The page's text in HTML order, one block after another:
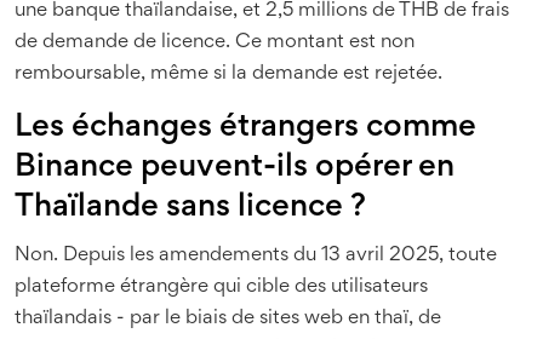
une banque thaïlandaise, et 2,5 millions de THB de frais
de demande de licence. Ce montant est non
remboursable, même si la demande est rejetée.
Les échanges étrangers comme
Binance peuvent-ils opérer en
Thaïlande sans licence ?
Non. Depuis les amendements du 13 avril 2025, toute
plateforme étrangère qui cible des utilisateurs
thaïlandais - par le biais de sites web en thaï, de